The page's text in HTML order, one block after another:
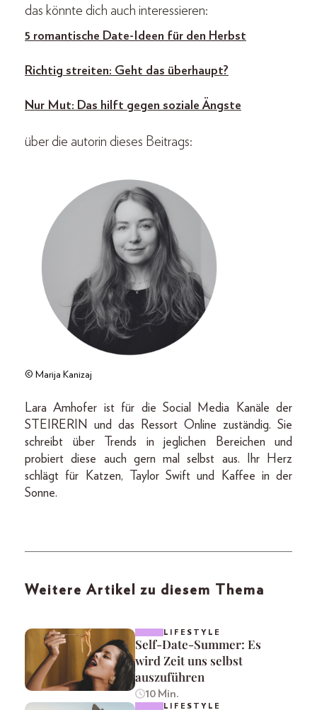
das könnte dich auch interessieren:
5 romantische Date-Ideen für den Herbst
Richtig streiten: Geht das überhaupt?
Nur Mut: Das hilft gegen soziale Ängste
über die autorin dieses Beitrags:
© Marija Kanizaj
Lara Amhofer ist für die Social Media Kanäle der
STEIRERIN und das Ressort Online zuständig. Sie
schreibt über Trends in jeglichen Bereichen und
probiert diese auch gern mal selbst aus. Ihr Herz
schlägt für Katzen, Taylor Swift und Kaffee in der
Sonne.
Weitere Artikel zu diesem Thema
LIFESTYLE
Self-Date-Summer: Es
wird Zeit uns selbst
auszuführen
10 Min.
LIFESTYLE